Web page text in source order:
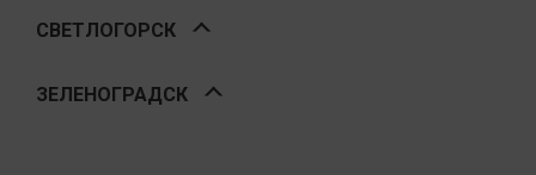
СВЕТЛОГОРСК
ЗЕЛЕНОГРАДСК